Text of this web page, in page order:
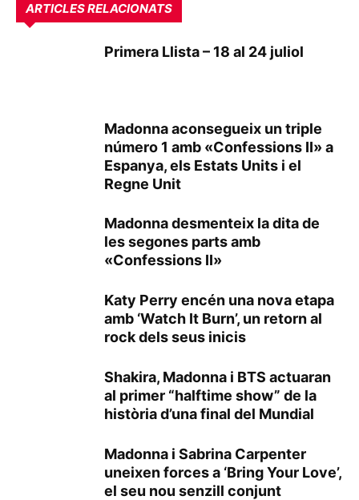
ARTICLES RELACIONATS
Primera Llista – 18 al 24 juliol
Madonna aconsegueix un triple
número 1 amb «Confessions II» a
Espanya, els Estats Units i el
Regne Unit
Madonna desmenteix la dita de
les segones parts amb
«Confessions II»
Katy Perry encén una nova etapa
amb ‘Watch It Burn’, un retorn al
rock dels seus inicis
Shakira, Madonna i BTS actuaran
al primer “halftime show” de la
història d’una final del Mundial
Madonna i Sabrina Carpenter
uneixen forces a ‘Bring Your Love’,
el seu nou senzill conjunt